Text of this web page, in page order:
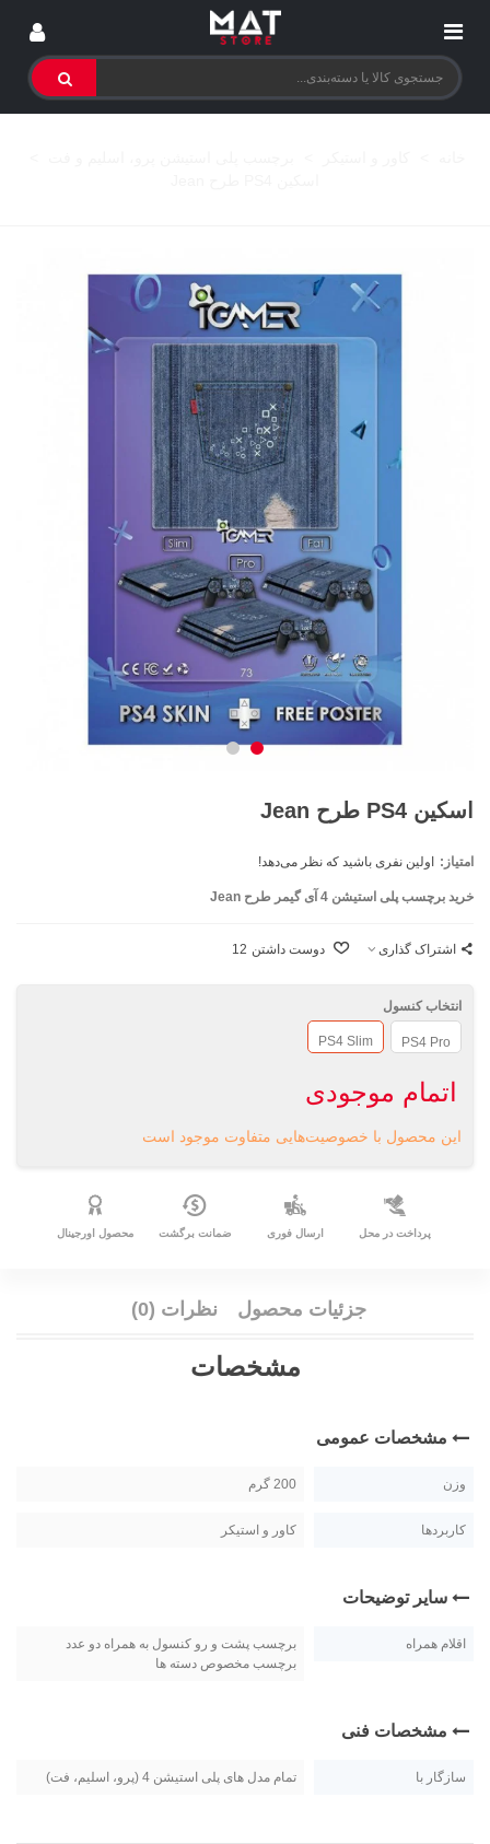
اسکین PS4 طرح Jean
امتیاز: اولین نفری باشید که نظر می‌دهد!
خرید برچسب پلی استیشن 4 آی گیمر طرح Jean
اشتراک گذاری دوست داشتن 12
انتخاب کنسول
PS4 Pro
PS4 Slim
اتمام موجودی
این محصول با خصوصیت‌هایی متفاوت موجود است
پرداخت در محل ارسال فوری ضمانت برگشت محصول اورجینال
جزئیات محصول نظرات (0)
مشخصات
مشخصات عمومی
وزن 200 گرم
کاربردها کاور و استیکر
سایر توضیحات
اقلام همراه
برچسب پشت و رو کنسول به همراه دو عدد
برچسب مخصوص دسته ها
مشخصات فنی
سازگار با تمام مدل های پلی استیشن 4 (پرو، اسلیم، فت)